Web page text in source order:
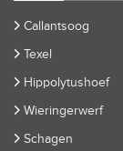
Callantsoog
Texel
Hippolytushoef
Wieringerwerf
Schagen